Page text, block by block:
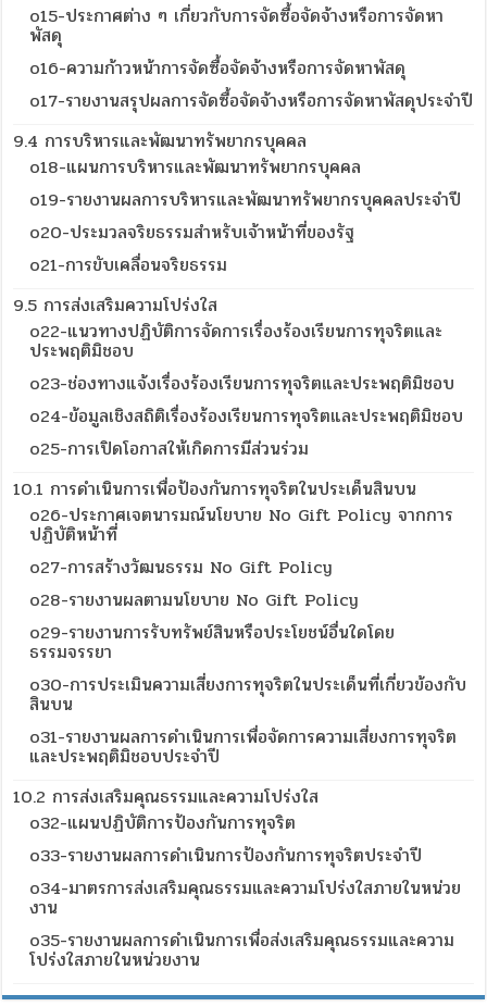
o15-ประกาศต่าง ๆ เกี่ยวกับการจัดซื้อจัดจ้างหรือการจัดหา
พัสดุ
o16-ความก้าวหน้าการจัดซื้อจัดจ้างหรือการจัดหาพัสดุ
o17-รายงานสรุปผลการจัดซื้อจัดจ้างหรือการจัดหาพัสดุประจำปี
9.4 การบริหารและพัฒนาทรัพยากรบุคคล
o18-แผนการบริหารและพัฒนาทรัพยากรบุคคล
o19-รายงานผลการบริหารและพัฒนาทรัพยากรบุคคลประจำปี
o20-ประมวลจริยธรรมสำหรับเจ้าหน้าที่ของรัฐ
o21-การขับเคลื่อนจริยธรรม
9.5 การส่งเสริมความโปร่งใส
o22-แนวทางปฏิบัติการจัดการเรื่องร้องเรียนการทุจริตและ
ประพฤติมิชอบ
o23-ช่องทางแจ้งเรื่องร้องเรียนการทุจริตและประพฤติมิชอบ
o24-ข้อมูลเชิงสถิติเรื่องร้องเรียนการทุจริตและประพฤติมิชอบ
o25-การเปิดโอกาสให้เกิดการมีส่วนร่วม
10.1 การดำเนินการเพื่อป้องกันการทุจริตในประเด็นสินบน
o26-ประกาศเจตนารมณ์นโยบาย No Gift Policy จากการ
ปฏิบัติหน้าที่
o27-การสร้างวัฒนธรรม No Gift Policy
o28-รายงานผลตามนโยบาย No Gift Policy
o29-รายงานการรับทรัพย์สินหรือประโยชน์อื่นใดโดย
ธรรมจรรยา
o30-การประเมินความเสี่ยงการทุจริตในประเด็นที่เกี่ยวข้องกับ
สินบน
o31-รายงานผลการดำเนินการเพื่อจัดการความเสี่ยงการทุจริต
และประพฤติมิชอบประจำปี
10.2 การส่งเสริมคุณธรรมและความโปร่งใส
o32-แผนปฏิบัติการป้องกันการทุจริต
o33-รายงานผลการดำเนินการป้องกันการทุจริตประจำปี
o34-มาตรการส่งเสริมคุณธรรมและความโปร่งใสภายในหน่วย
งาน
o35-รายงานผลการดำเนินการเพื่อส่งเสริมคุณธรรมและความ
โปร่งใสภายในหน่วยงาน